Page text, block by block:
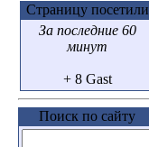
Страницу посетили
За последние 60
минут
+ 8 Gast
Поиск по сайту